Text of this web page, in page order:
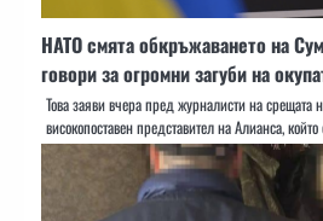
НАТО смята обкръжаването на
говори за огромни загуби на
Това заяви вчера пред журналисти на срещата
високопоставен представител на Алианса,